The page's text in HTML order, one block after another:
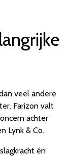
veel andere
Farizon valt
achter
Lynk & Co.
én